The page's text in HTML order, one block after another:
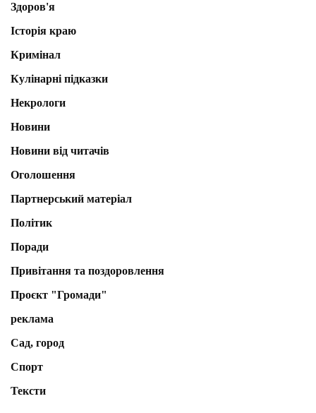
Здоров'я
Історія краю
Кримінал
Кулінарні підказки
Некрологи
Новини
Новини від читачів
Оголошення
Партнерський матеріал
Політик
Поради
Привітання та поздоровлення
Проєкт "Громади"
реклама
Сад, город
Спорт
Тексти